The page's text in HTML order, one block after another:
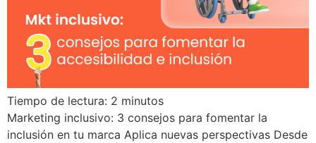
Tiempo de lectura: 2 minutos
Marketing inclusivo: 3 consejos para fomentar la
inclusión en tu marca Aplica nuevas perspectivas Desde